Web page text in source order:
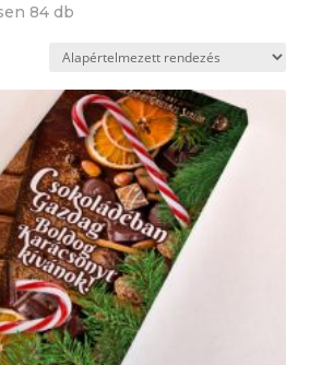
84 db